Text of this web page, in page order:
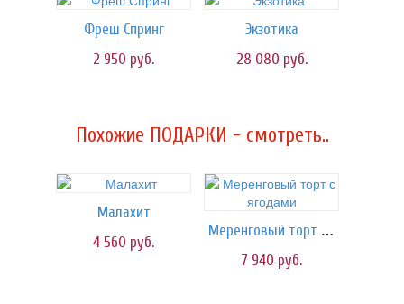
Фреш Спринг
2 950 руб.
Экзотика
28 080 руб.
Похожие ПОДАРКИ - смотреть..
Малахит
4 560 руб.
Меренговый торт с ягодами
7 940 руб.